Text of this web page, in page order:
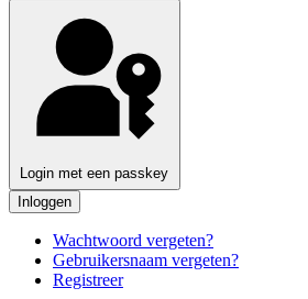
Login met een passkey
Inloggen
Wachtwoord vergeten?
Gebruikersnaam vergeten?
Registreer